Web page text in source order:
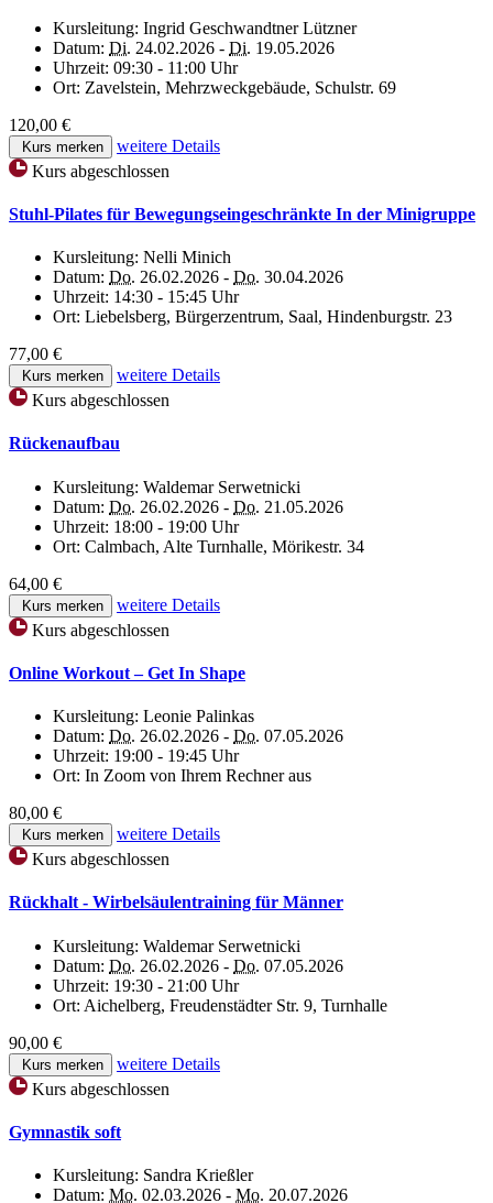
Kursleitung: Ingrid Geschwandtner Lützner
Datum: Di. 24.02.2026 - Di. 19.05.2026
Uhrzeit: 09:30 - 11:00 Uhr
Ort: Zavelstein, Mehrzweckgebäude, Schulstr. 69
120,00 €
Kurs merken
weitere Details
Kurs abgeschlossen
Stuhl-Pilates für Bewegungseingeschränkte In der Minigruppe
Kursleitung: Nelli Minich
Datum: Do. 26.02.2026 - Do. 30.04.2026
Uhrzeit: 14:30 - 15:45 Uhr
Ort: Liebelsberg, Bürgerzentrum, Saal, Hindenburgstr. 23
77,00 €
Kurs merken
weitere Details
Kurs abgeschlossen
Rückenaufbau
Kursleitung: Waldemar Serwetnicki
Datum: Do. 26.02.2026 - Do. 21.05.2026
Uhrzeit: 18:00 - 19:00 Uhr
Ort: Calmbach, Alte Turnhalle, Mörikestr. 34
64,00 €
Kurs merken
weitere Details
Kurs abgeschlossen
Online Workout – Get In Shape
Kursleitung: Leonie Palinkas
Datum: Do. 26.02.2026 - Do. 07.05.2026
Uhrzeit: 19:00 - 19:45 Uhr
Ort: In Zoom von Ihrem Rechner aus
80,00 €
Kurs merken
weitere Details
Kurs abgeschlossen
Rückhalt - Wirbelsäulentraining für Männer
Kursleitung: Waldemar Serwetnicki
Datum: Do. 26.02.2026 - Do. 07.05.2026
Uhrzeit: 19:30 - 21:00 Uhr
Ort: Aichelberg, Freudenstädter Str. 9, Turnhalle
90,00 €
Kurs merken
weitere Details
Kurs abgeschlossen
Gymnastik soft
Kursleitung: Sandra Krießler
Datum: Mo. 02.03.2026 - Mo. 20.07.2026